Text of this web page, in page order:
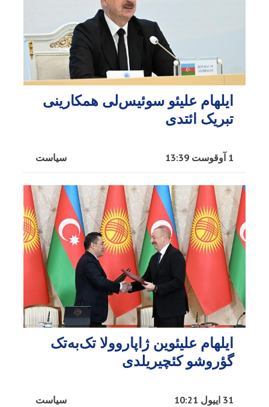
ایلهام علیئو سوئیس‌لی همکارینی
تبریک ائتدی
سیاست 1 آوقوست 13:39
ایلهام علیئوین ژاپاروولا تک‌به‌تک
گؤروشو کئچیریلدی
سیاست 31 اییول 10:21